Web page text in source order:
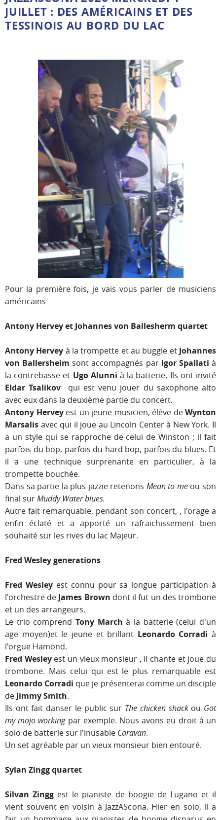
JUILLET : DES AMÉRICAINS ET DES
TESSINOIS AU BORD DU LAC
Pour la première fois, je vais vous parler de musiciens
américains
Antony Hervey et Johannes von Ballesherm quartet
Antony Hervey à la trompette et au buggle et Johannes
von Ballersheim sont accompagnés parIgor Spallati à
la contrebasse et Ugo Alunnià la batterie. Ils ont invité
Eldar Tsalikov qui est venu jouer du saxophone alto
avec eux dans la deuxième partie du concert.
Antony Herveyest un jeune musicien, élève deWynton
Marsalis avec qui il joue au Lincoln Center à New York. Il
a un style qui se rapproche de celui de Winston ; il fait
parfois du bop, parfois du hard bop, parfois du blues. Et
il a une technique surprenante en particulier, à la
trompette bouchée.
Dans sa partie la plus jazzie retenons Mean to me ou son
final surMuddy Water blues.
Autre fait remarquable, pendant son concert, , l'orage a
enfin éclaté et a apporté un rafraichissement bien
souhaité sur les rives du lac Majeur.
Fred Wesley generations
Fred Wesleyest connu pour sa longue participation à
l'orchestre de James Brown dont il fut un des trombone
et un des arrangeurs.
Le trio comprend Tony March à la batterie (celui d'un
age moyen)et le jeune et brillant Leonardo Corradi à
l'orgue Hamond.
Fred Wesleyest un vieux monsieur , il chante et joue du
trombone. Mais celui qui est le plus remarquable est
Leonardo Corradi que je présenterai comme un disciple
de Jimmy Smith.
Ils ont fait danser le public sur The chicken shack ou Got
my mojo working par exemple. Nous avons eu droit à un
solo de batterie sur l'inusable Caravan.
Un set agréable par un vieux monsieur bien entouré.
Sylan Zingg quartet
Silvan Zingg est le pianiste de boogie de Lugano et il
vient souvent en voisin à JazzAScona. Hier en solo, il a